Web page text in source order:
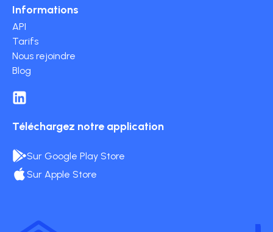
Informations
API
Tarifs
Nous rejoindre
Blog
Téléchargez notre application
Sur Google Play Store
Sur Apple Store